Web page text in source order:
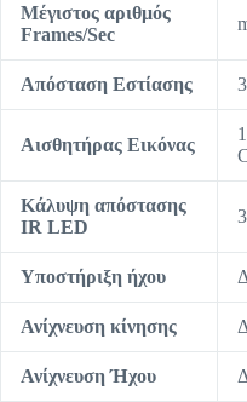
Μέγιστος αριθμός
Frames/Sec
Απόσταση Εστίασης
Αισθητήρας Εικόνας
Κάλυψη απόστασης
IR LED
Υποστήριξη ήχου
Ανίχνευση κίνησης
Ανίχνευση Ήχου